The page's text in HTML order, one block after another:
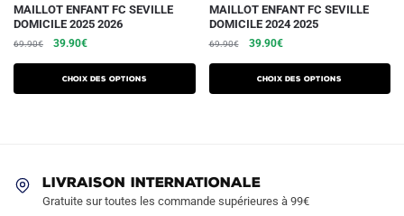
MAILLOT ENFANT FC SEVILLE
DOMICILE 2025 2026
69.90€
Le
initial
était :
39.90€Le
actuel
est :
Choix des options
Ce
produit
a
plusieurs
variations.
être
choisies
MAILLOT ENFANT FC SEVILLE
DOMICILE 2024 2025
69.90€
Le
initial
était :
39.90€Le
actuel
est :
Choix des options
Ce
produit
a
plusieurs
variations.
être
choisies
LIVRAISON INTERNATIONALE
Gratuite sur toutes les commande supérieures à 99€